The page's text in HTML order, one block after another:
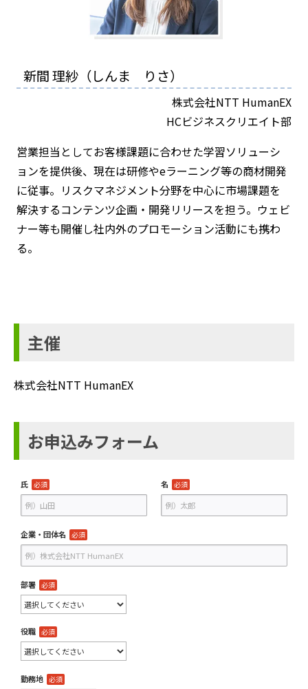
新間 理紗（しんま りさ）
株式会社NTT HumanEX
HCビジネスクリエイト部
営業担当としてお客様課題に合わせた学習ソリューシ
ョンを提供後、現在は研修やeラーニング等の商材開発
に従事。リスクマネジメント分野を中心に市場課題を
解決するコンテンツ企画・開発リリースを担う。ウェビ
ナー等も開催し社内外のプロモーション活動にも携わ
る。
主催
株式会社NTT HumanEX
お申込みフォーム
氏 必須 名 必須
企業・団体名 必須
部署 必須
役職 必須
勤務地 必須